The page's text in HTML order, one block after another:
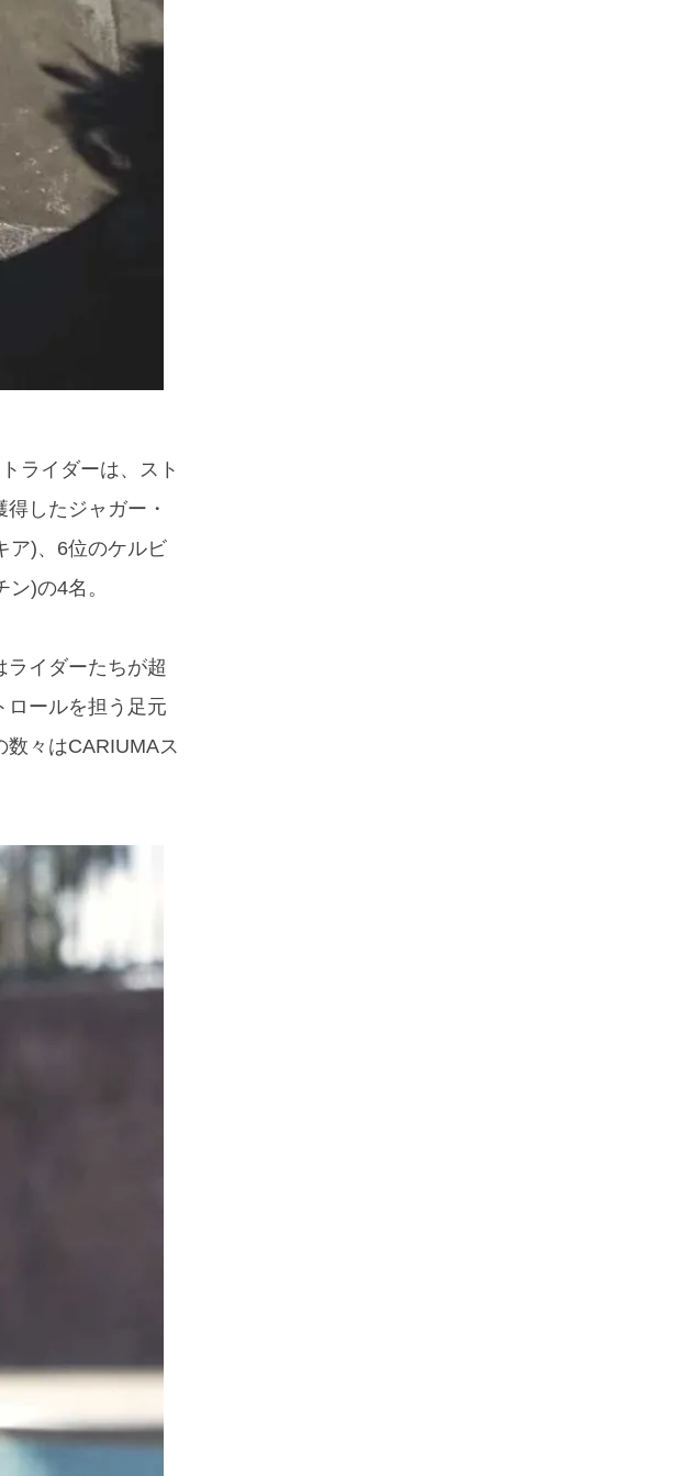
ライダーは、スト
したジャガー・
ア)、6位のケルビ
)の4名。
ライダーたちが超
ロールを担う足元
々はCARIUMAス